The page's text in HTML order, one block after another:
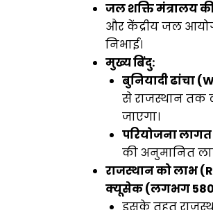
जल शक्ति मंत्रालय
और केंद्रीय जल
निभाई।
मुख्य बिंदु:
बुनियादी ढांचा
से राजस्थान
जाएगा।
परियोजना
की अनुमानित
राजस्थान को लाभ
क्यूसेक (लगभग 580